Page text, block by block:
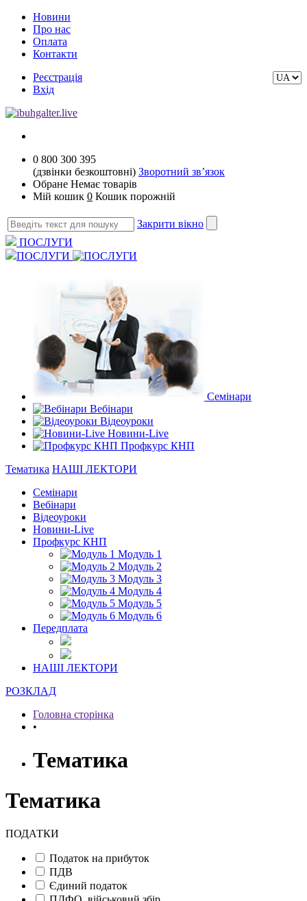
Новини
Про нас
Оплата
Контакти
Реєстрація
Вхід
0 800 300 395
(дзвінки безкоштовні) Зворотний зв’язок
Обране Немає товарів
Мій кошик 0 Кошик порожній
Закрити вікно
ПОСЛУГИ
ПОСЛУГИ
Семінари
Вебінари
Відеоуроки
Новини-Live
Профкурс КНП
Тематика НАШІ ЛЕКТОРИ
Семінари
Вебінари
Відеоуроки
Новини-Live
Профкурс КНП
Модуль 1
Модуль 2
Модуль 3
Модуль 4
Модуль 5
Модуль 6
Передплата
НАШІ ЛЕКТОРИ
РОЗКЛАД
Головна сторінка
•
Тематика
Тематика
ПОДАТКИ
Податок на прибуток
ПДВ
Єдиний податок